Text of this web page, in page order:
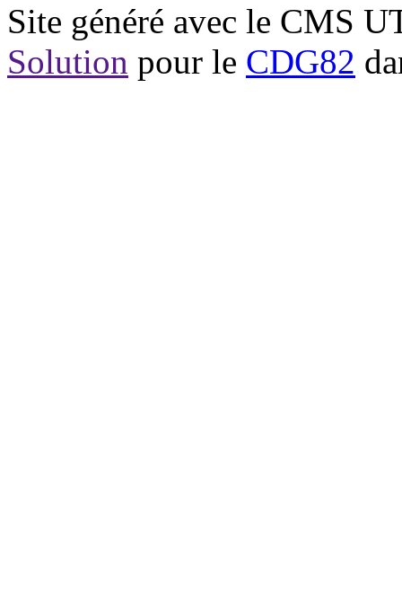
Site généré avec le CMS
Solution pour le CDG82